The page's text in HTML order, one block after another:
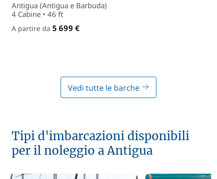
Antigua (Antigua e Barbuda)
4 Cabine • 46 ft
A partire da 5 699 €
Vedi tutte le barche
Tipi d'imbarcazioni disponibili
per il noleggio a Antigua